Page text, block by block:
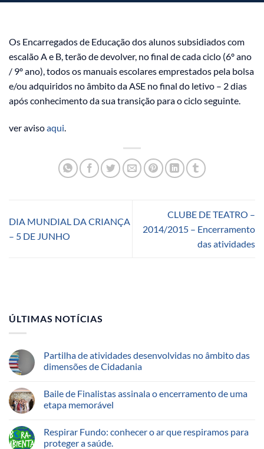
Os Encarregados de Educação dos alunos subsidiados com
escalão A e B, terão de devolver, no final de cada ciclo (6º ano
/ 9º ano), todos os manuais escolares emprestados pela bolsa
e/ou adquiridos no âmbito da ASE no final do letivo – 2 dias
após conhecimento da sua transição para o ciclo seguinte.
ver avisoaqui
DIA MUNDIAL DA CRIANÇA
– 5 DE JUNHO
CLUBE DE TEATRO –
2014/2015 – Encerramento
das atividades
ÚLTIMAS NOTÍCIAS
Partilha de atividades desenvolvidas no âmbito das
dimensões de Cidadania
Baile de Finalistas assinala o encerramento de uma
etapa memorável
Respirar Fundo: conhecer o ar que respiramos para
proteger a saúde.